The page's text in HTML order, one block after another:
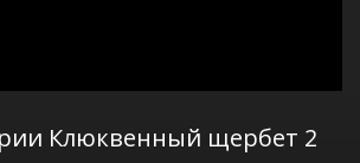
Клюквенный щербет 2